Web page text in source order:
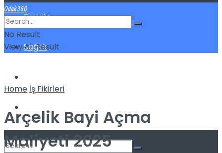
Sigorta
Sağlık
Odak360
No Result
View All Result
Home İş Fikirleri
Arçelik Bayi Açma
Maliyeti 2025